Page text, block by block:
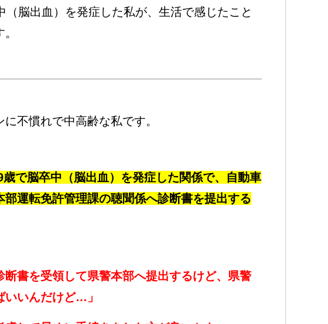
（脳出血）を発症した私が、生活で感じたこと
不慣れで中高齢な私です。
で脳卒中（脳出血）を発症した関係で、自動車
運転免許管理課の聴聞係へ診断書を提出する
断書を受領して県警本部へ提出するけど、県警
いいんだけど…」